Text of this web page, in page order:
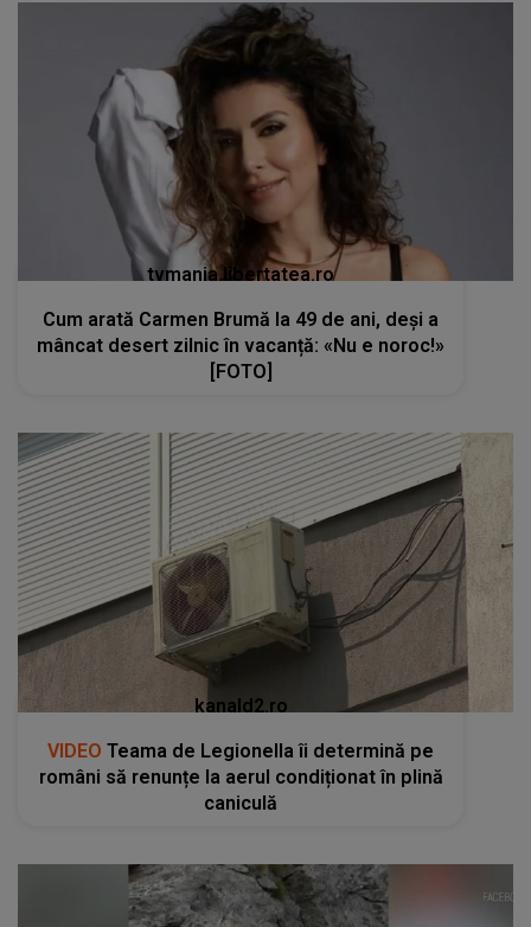
tvmania.libertatea.ro
Cum arată Carmen Brumă la 49 de ani, deși a
mâncat desert zilnic în vacanță: «Nu e noroc!»
[FOTO]
kanald2.ro
VIDEO Teama de Legionella îi determină pe
români să renunțe la aerul condiționat în plină
caniculă